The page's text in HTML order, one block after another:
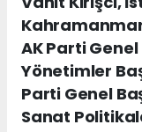
AK Parti Genel
Yönetimler
Parti Genel
Sanat